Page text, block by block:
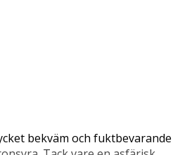
bekväm och fuktbevarande